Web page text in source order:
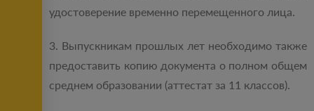
удостоверение временно перемещенного лица.
3. Выпускникам прошлых лет необходимо также
предоставить копию документа о полном общем
среднем образовании (аттестат за 11 классов).